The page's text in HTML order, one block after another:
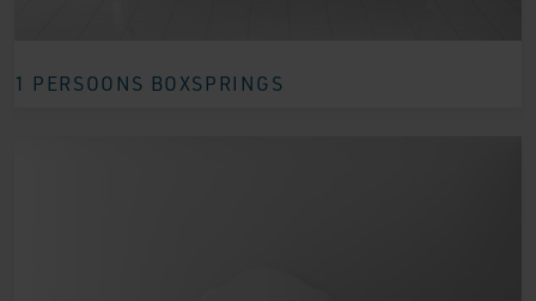
1 PERSOONS BOXSPRINGS